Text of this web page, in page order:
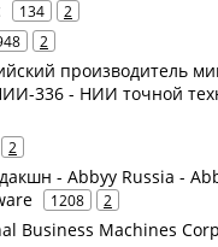
134 2
2
производитель
336 - НИИ точной
2
- Abbyy Russia -
1208 2
Business Machines Corp